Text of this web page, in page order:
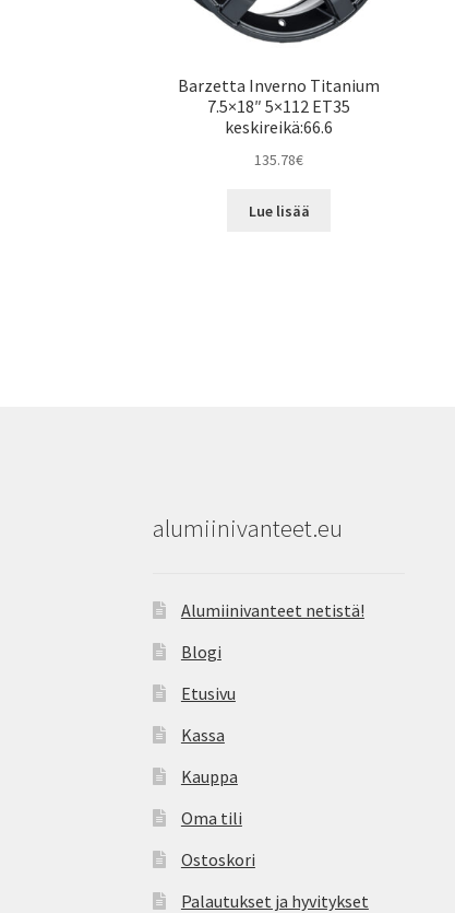
Barzetta Inverno Titanium
7.5×18″ 5×112 ET35
keskireikä:66.6
135.78€
Lue lisää
alumiinivanteet.eu
Alumiinivanteet netistä!
Blogi
Etusivu
Kassa
Kauppa
Oma tili
Ostoskori
Palautukset ja hyvitykset